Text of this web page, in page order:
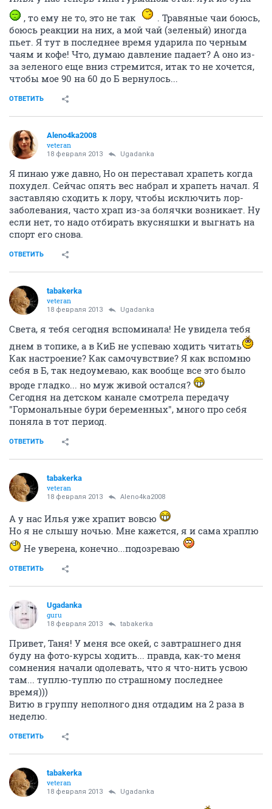
, то ему не то, это не так
. Травяные чаи боюсь,
боюсь реакции на них, а мой чай (зеленый) иногда
пьет. Я тут в последнее время ударила по черным
чаям и кофе! Что, думаю давление падает? А оно из-
за зеленого еще вниз стремится, итак то не хочется,
чтобы мое 90 на 60 до Б вернулось...
ОТВЕТИТЬ
Aleno4ka2008
veteran
18 февраля 2013 Ugadanka
Я пинаю уже давно, Но он переставал храпеть когда
похудел. Сейчас опять вес набрал и храпеть начал. Я
заставляю сходить к лору, чтобы исключить лор-
заболевания, часто храп из-за болячки возникает. Ну
если нет, то надо отбирать вкусняшки и выгнать на
спорт его снова.
ОТВЕТИТЬ
tabakerka
veteran
18 февраля 2013 Ugadanka
Света, я тебя сегодня вспоминала! Не увидела тебя
днем в топике, а в КиБ не успеваю ходить читать
Как настроение? Как самочувствие? Я как вспомню
себя в Б, так недоумеваю, как вообще все это было
вроде гладко... но муж живой остался?
Сегодня на детском канале смотрела передачу
"Гормональные бури беременных", много про себя
поняла в тот период.
ОТВЕТИТЬ
tabakerka
veteran
18 февраля 2013 Aleno4ka2008
А у нас Илья уже храпит вовсю
Но я не слышу ночью. Мне кажется, я и сама храплю
Не уверена, конечно...подозреваю
ОТВЕТИТЬ
Ugadanka
guru
18 февраля 2013 tabakerka
Привет, Таня! У меня все окей, с завтрашнего дня
буду на фото-курсы ходить... правда, как-то меня
сомнения начали одолевать, что я что-нить усвою
там... туплю-туплю по страшному последнее
время)))
Витю в группу неполного дня отдадим на 2 раза в
неделю.
ОТВЕТИТЬ
tabakerka
veteran
18 февраля 2013 Ugadanka